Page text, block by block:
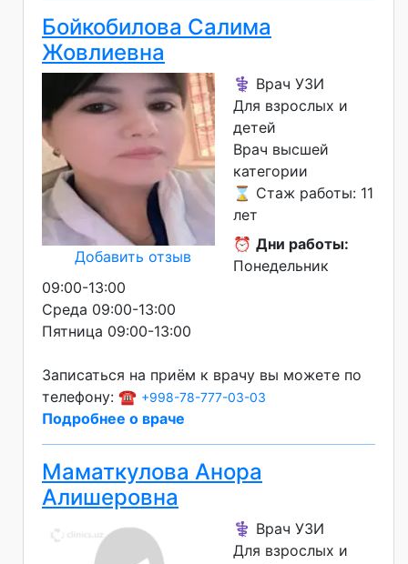
Бойкобилова Салима
Жовлиевна
Добавить отзыв
⚕️ Врач УЗИ
Для взрослых и
детей
Врач высшей
категории
⌛ Стаж работы: 11
лет
⏰ Дни работы:
Понедельник
09:00-13:00
Среда 09:00-13:00
Пятница 09:00-13:00
Записаться на приём к врачу вы можете по
телефону: ☎️ +998-78-777-03-03
Подробнее о враче
Маматкулова Анора
Алишеровна
⚕️ Врач УЗИ
Для взрослых и